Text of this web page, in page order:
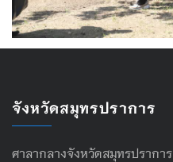
จังหวัดสมุทรปราการ
ศาลากลางจังหวัดสมุทรปราการ